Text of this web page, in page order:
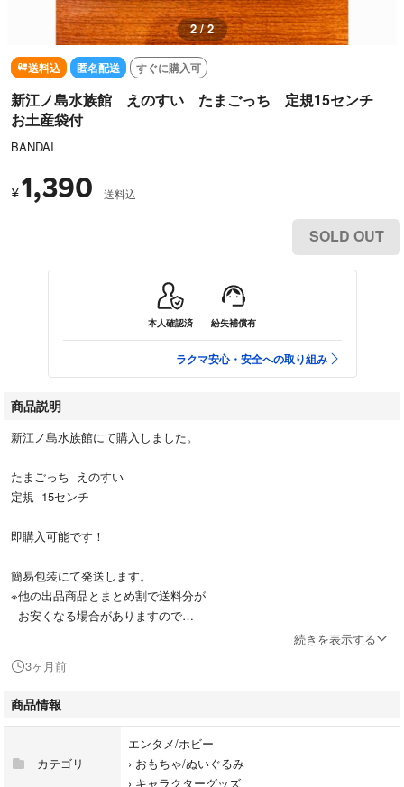
1 / 2
送料込 匿名配送 すぐに購入可
新江ノ島水族館 えのすい たまごっち 定規15センチ
お土産袋付
BANDAI
¥1,390 送料込
SOLD OUT
本人確認済 紛失補償有
ラクマ安心・安全への取り組み
商品説明
新江ノ島水族館にて購入しました。
たまごっち えのすい
定規 15センチ
即購入可能です！
簡易包装にて発送します。
※他の出品商品とまとめ割で送料分が
お安くなる場合がありますので
プロフィール確認してください。
えのすい
続きを表示する
3ヶ月前
商品情報
カテゴリ
エンタメ/ホビー
› おもちゃ/ぬいぐるみ
› キャラクターグッズ